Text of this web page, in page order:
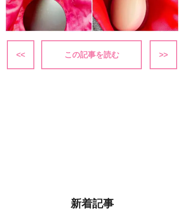
<< この記事を読む >>
新着記事